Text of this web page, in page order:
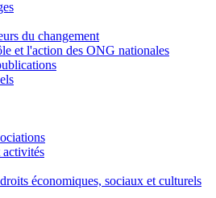
du changement
et l'action des ONG nationales
activités
économiques, sociaux et culturels